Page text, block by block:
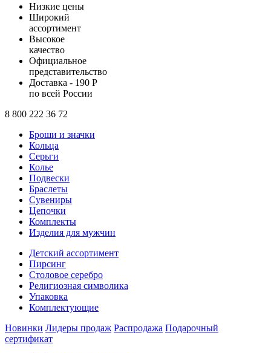
Низкие цены
Широкий
ассортимент
Высокое
качество
Официальное
представительство
Доставка - 190 Р
по всей России
8 800 222 36 72
Броши и значки
Кольца
Серьги
Колье
Подвески
Браслеты
Сувениры
Цепочки
Комплекты
Изделия для мужчин
Детский ассортимент
Пирсинг
Столовое серебро
Религиозная символика
Упаковка
Комплектующие
Новинки Лидеры продаж Распродажа Подарочный
сертификат